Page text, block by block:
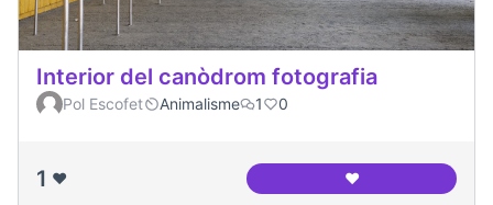
Interior del canòdrom fotografia
Pol Escofet Animalisme 1 0
1 ❤️ ❤️Interior del